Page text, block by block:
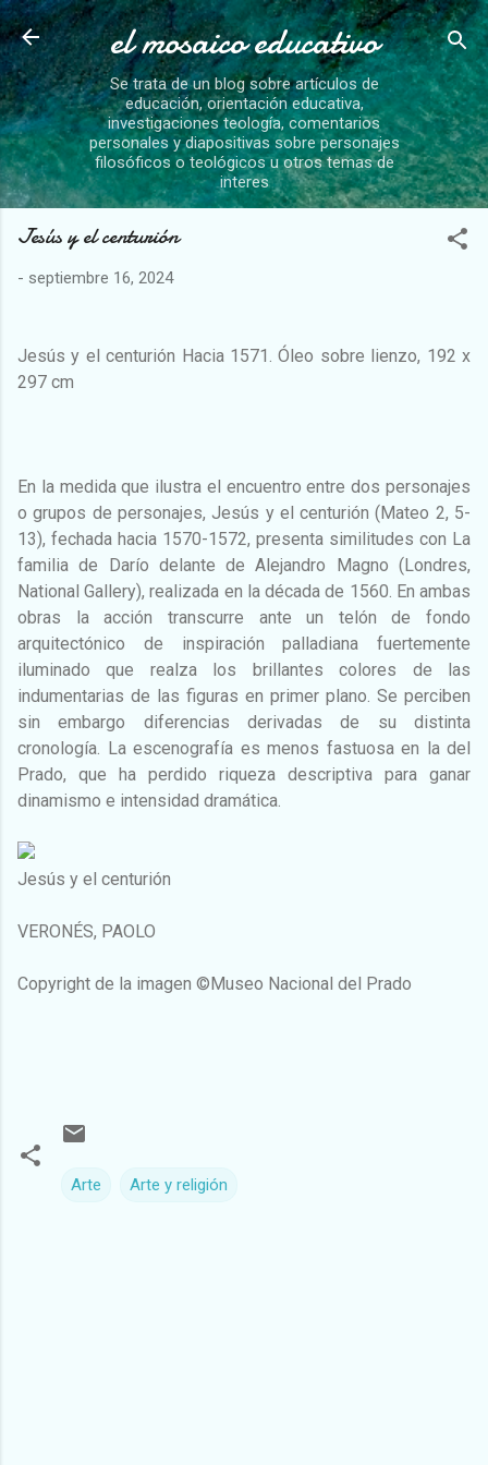
Ir al contenido principal
el mosaico educativo
Se trata de un blog sobre artículos de
educación, orientación educativa,
investigaciones teología, comentarios
personales y diapositivas sobre personajes
filosóficos o teológicos u otros temas de
interes
Jesús y el centurión
- septiembre 16, 2024
Jesús y el centurión Hacia 1571. Óleo sobre lienzo, 192 x
297 cm
En la medida que ilustra el encuentro entre dos personajes
o grupos de personajes, Jesús y el centurión (Mateo 2, 5-
13), fechada hacia 1570-1572, presenta similitudes con La
familia de Darío delante de Alejandro Magno (Londres,
National Gallery), realizada en la década de 1560. En ambas
obras la acción transcurre ante un telón de fondo
arquitectónico de inspiración palladiana fuertemente
iluminado que realza los brillantes colores de las
indumentarias de las figuras en primer plano. Se perciben
sin embargo diferencias derivadas de su distinta
cronología. La escenografía es menos fastuosa en la del
Prado, que ha perdido riqueza descriptiva para ganar
dinamismo e intensidad dramática.
Jesús y el centurión
VERONÉS, PAOLO
Copyright de la imagen ©Museo Nacional del Prado
Arte Arte y religión